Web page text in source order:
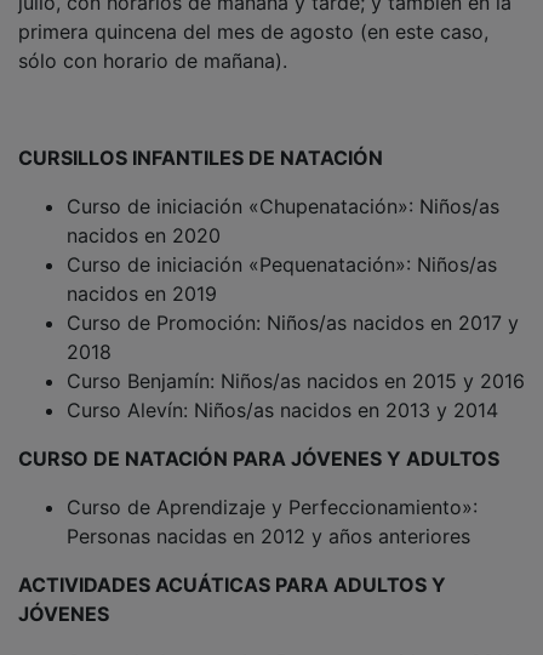
primera quincena del mes de agosto (en este caso,
sólo con horario de mañana).
CURSILLOS INFANTILES DE NATACIÓN
nacidos en 2020
Curso de iniciación «Pequenatación»: Niños/as
nacidos en 2019
Curso de Promoción: Niños/as nacidos en 2017 y
2018
Curso Benjamín: Niños/as nacidos en 2015 y 2016
Curso Alevín: Niños/as nacidos en 2013 y 2014
CURSO DE NATACIÓN PARA JÓVENES Y ADULTOS
Personas nacidas en 2012 y años anteriores
ACTIVIDADES ACUÁTICAS PARA ADULTOS Y
JÓVENES